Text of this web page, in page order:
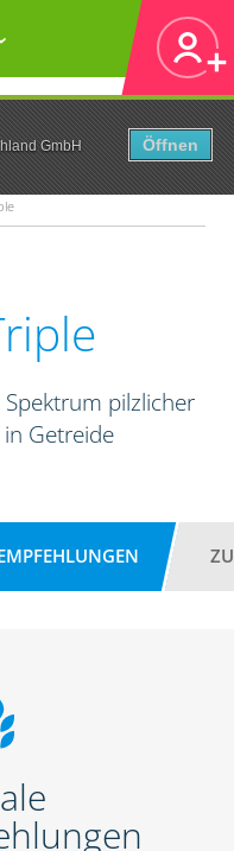
GmbH
Öffnen
pilzlicher
Getreide